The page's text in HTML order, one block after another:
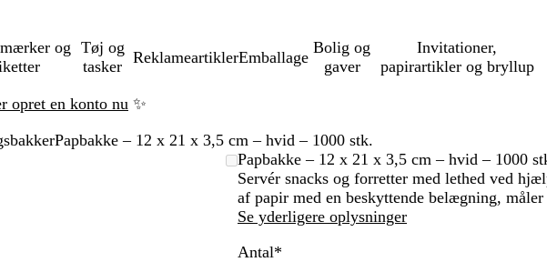
og Tøj og
tasker
ReklameartiklerEmballage
Bolig og
gaver
Invitationer,
papirartikler og bryllup
opret en konto nu ✨
Papbakke – 12 x 21 x 3,5 cm – hvid – 1000 stk.
Papbakke – 12 x 21 x 3,5 cm – hvid – 1000
Servér snacks og forretter med lethed ved
af papir med en beskyttende belægning,
Se yderligere oplysninger
Antal*